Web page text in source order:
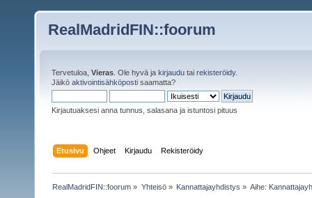
RealMadridFIN::foorum
Tervetuloa, Vieras . Ole hyvä ja kirjaudu tai rekisteröidy.
Jäikö aktivointisähköposti saamatta?
Kirjautuaksesi anna tunnus, salasana ja istuntosi pituus
Etusivu Ohjeet Kirjaudu Rekisteröidy
RealMadridFIN::foorum » Yhteisö» Kannattajayhdistys » Aihe: